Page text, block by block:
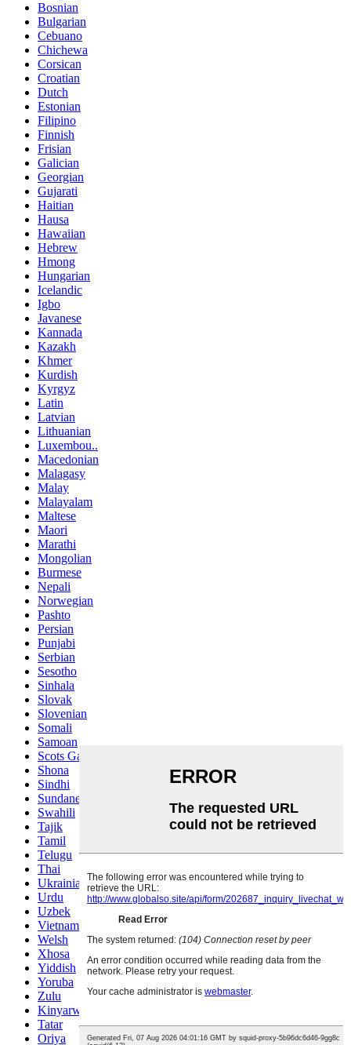
Bosnian
Bulgarian
Cebuano
Chichewa
Corsican
Croatian
Dutch
Estonian
Filipino
Finnish
Frisian
Galician
Georgian
Gujarati
Haitian
Hausa
Hawaiian
Hebrew
Hmong
Hungarian
Icelandic
Igbo
Javanese
Kannada
Kazakh
Khmer
Kurdish
Kyrgyz
Latin
Latvian
Lithuanian
Luxembou..
Macedonian
Malagasy
Malay
Malayalam
Maltese
Maori
Marathi
Mongolian
Burmese
Nepali
Norwegian
Pashto
Persian
Punjabi
Serbian
Sesotho
Sinhala
Slovak
Slovenian
Somali
Samoan
Scots Gaelic
Shona
Sindhi
Sundanese
Swahili
Tajik
Tamil
Telugu
Thai
Ukrainian
Urdu
Uzbek
Vietnamese
Welsh
Xhosa
Yiddish
Yoruba
Zulu
Kinyarwanda
Tatar
Oriya